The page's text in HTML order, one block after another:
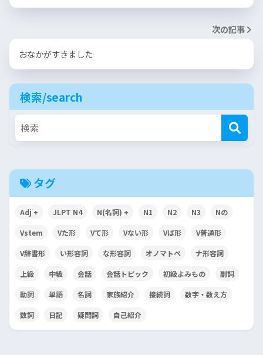
次の記事
おなかがすきました
検索/search
タグ
Adj + JLPT N4 N(名詞) + N1 N2 N3 Nの
Vstem Vた形 Vて形 Vない形 Vば形 V普通形
V辞書形 い形容詞 な形容詞 オノマトペ ナ形容詞
上級 中級 会話 会話トピック 初級よみもの 副詞
動詞 単語 名詞 家族紹介 接続詞 数字・数え方
数詞 日記 疑問詞 自己紹介